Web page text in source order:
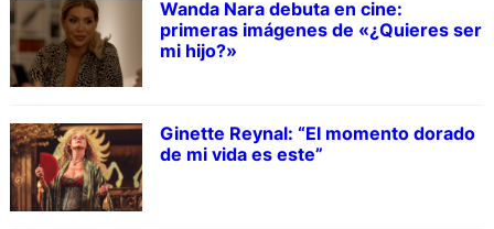
Wanda Nara debuta en cine:
primeras imágenes de «¿Quieres ser
mi hijo?»
Ginette Reynal: “El momento dorado
de mi vida es este”